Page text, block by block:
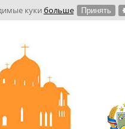
куки больше Принять